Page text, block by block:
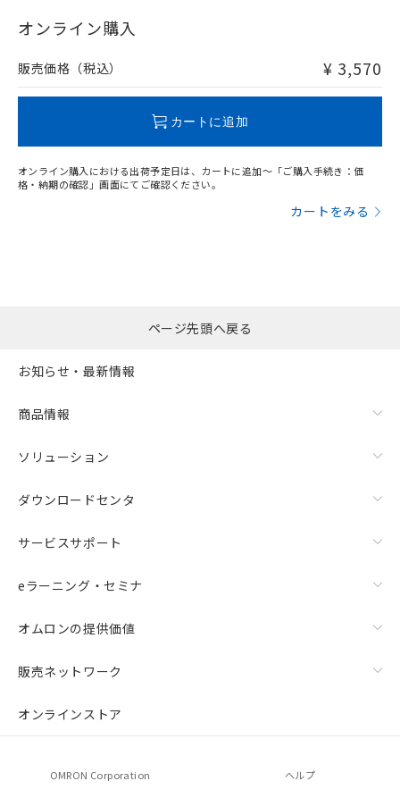
在庫等で未対応品が混在する可能性があります。
問い合わせください。
オンライン購入
販売価格（税込） ¥ 3,570
カートに追加
オンライン購入における出荷予定日は、カートに追加～「ご購入手続き：価
格・納期の確認」画面にてご確認ください。
カートをみる
ページ先頭へ戻る
お知らせ・最新情報
商品情報
ソリューション
ダウンロードセンタ
サービスサポート
eラーニング・セミナ
オムロンの提供価値
販売ネットワーク
オンラインストア
OMRON Corporation ヘルプ